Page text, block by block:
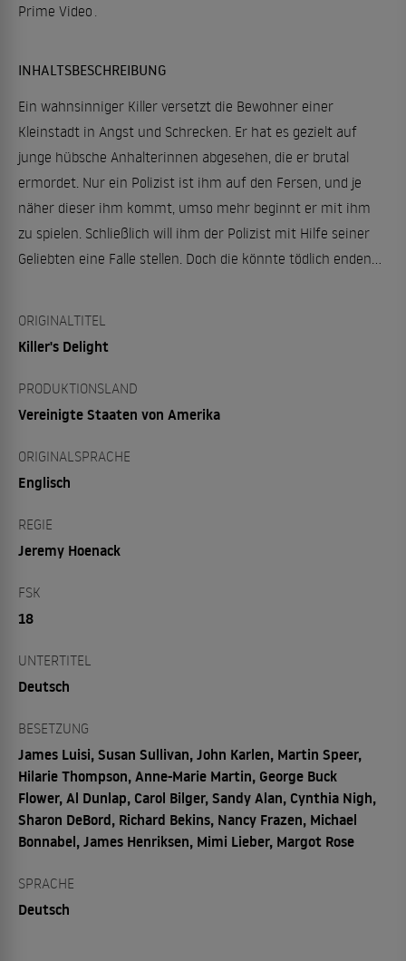
Prime Video
INHALTSBESCHREIBUNG
Ein wahnsinniger Killer versetzt die Bewohner einer
Kleinstadt in Angst und Schrecken. Er hat es gezielt auf
junge hübsche Anhalterinnen abgesehen, die er brutal
ermordet. Nur ein Polizist ist ihm auf den Fersen, und je
näher dieser ihm kommt, umso mehr beginnt er mit ihm
zu spielen. Schließlich will ihm der Polizist mit Hilfe seiner
Geliebten eine Falle stellen. Doch die könnte tödlich enden...
ORIGINALTITEL
Killer's Delight
PRODUKTIONSLAND
Vereinigte Staaten von Amerika
ORIGINALSPRACHE
Englisch
REGIE
Jeremy Hoenack
FSK
18
UNTERTITEL
Deutsch
BESETZUNG
James Luisi, Susan Sullivan, John Karlen, Martin Speer,
Hilarie Thompson, Anne-Marie Martin, George Buck
Flower, Al Dunlap, Carol Bilger, Sandy Alan, Cynthia Nigh,
Sharon DeBord, Richard Bekins, Nancy Frazen, Michael
Bonnabel, James Henriksen, Mimi Lieber, Margot Rose
SPRACHE
Deutsch